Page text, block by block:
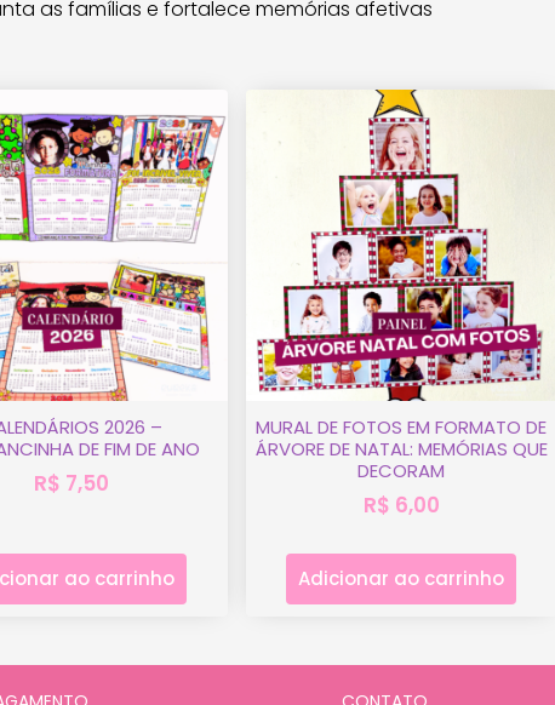
as famílias e fortalece memórias afetivas
2026 –
DE FIM DE ANO
R$ 7,50
ao carrinho
MURAL DE FOTOS EM FORMATO DE
ÁRVORE DE NATAL: MEMÓRIAS QUE
DECORAM
R$ 6,00
Adicionar ao carrinho